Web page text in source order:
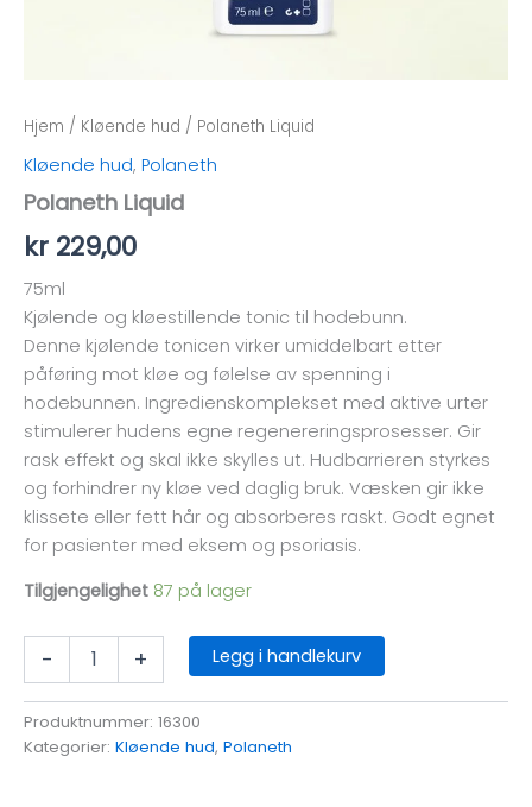
Hjem / Kløende hud / Polaneth Liquid
Kløende hud, Polaneth
Polaneth Liquid
kr 229,00
75ml
Kjølende og kløestillende tonic til hodebunn.
Denne kjølende tonicen virker umiddelbart etter
påføring mot kløe og følelse av spenning i
hodebunnen. Ingredienskomplekset med aktive urter
stimulerer hudens egne regenereringsprosesser. Gir
rask effekt og skal ikke skylles ut. Hudbarrieren styrkes
og forhindrer ny kløe ved daglig bruk. Væsken gir ikke
klissete eller fett hår og absorberes raskt. Godt egnet
for pasienter med eksem og psoriasis.
Tilgjengelighet 87 på lager
-
Polaneth
+ Legg i handlekurv
Produktnummer: 16300
Kategorier: Kløende hud, Polaneth